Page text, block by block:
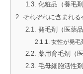
化粧品（養毛剤
それぞれに含まれる
発毛剤（医薬品
女性が発毛
薬用育毛剤（
毛母細胞活性